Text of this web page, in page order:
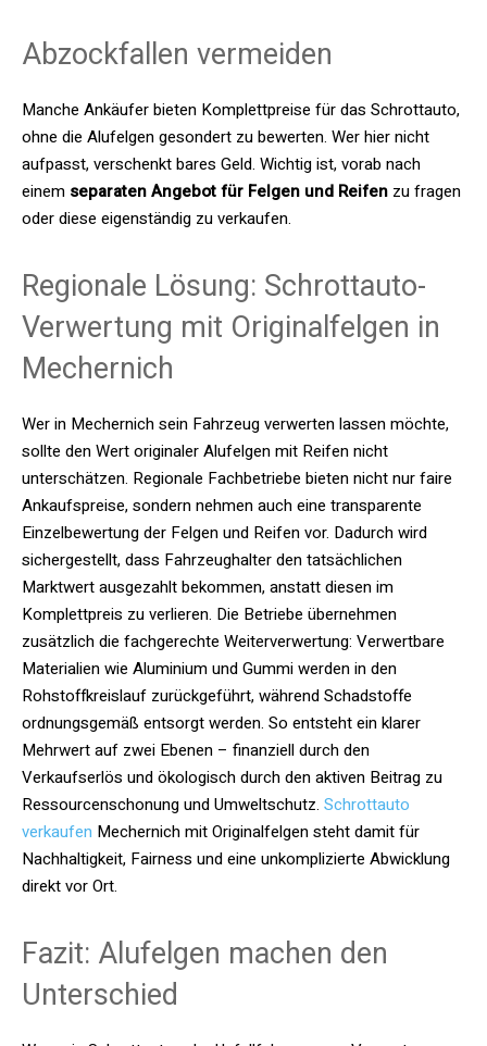
Abzockfallen vermeiden
Manche Ankäufer bieten Komplettpreise für das Schrottauto,
ohne die Alufelgen gesondert zu bewerten. Wer hier nicht
aufpasst, verschenkt bares Geld. Wichtig ist, vorab nach
einem separaten Angebot für Felgen und Reifen zu fragen
oder diese eigenständig zu verkaufen.
Regionale Lösung: Schrottauto-
Verwertung mit Originalfelgen in
Mechernich
Wer in Mechernich sein Fahrzeug verwerten lassen möchte,
sollte den Wert originaler Alufelgen mit Reifen nicht
unterschätzen. Regionale Fachbetriebe bieten nicht nur faire
Ankaufspreise, sondern nehmen auch eine transparente
Einzelbewertung der Felgen und Reifen vor. Dadurch wird
sichergestellt, dass Fahrzeughalter den tatsächlichen
Marktwert ausgezahlt bekommen, anstatt diesen im
Komplettpreis zu verlieren. Die Betriebe übernehmen
zusätzlich die fachgerechte Weiterverwertung: Verwertbare
Materialien wie Aluminium und Gummi werden in den
Rohstoffkreislauf zurückgeführt, während Schadstoffe
ordnungsgemäß entsorgt werden. So entsteht ein klarer
Mehrwert auf zwei Ebenen – finanziell durch den
Verkaufserlös und ökologisch durch den aktiven Beitrag zu
Ressourcenschonung und Umweltschutz. Schrottauto
verkaufen Mechernich mit Originalfelgen steht damit für
Nachhaltigkeit, Fairness und eine unkomplizierte Abwicklung
direkt vor Ort.
Fazit: Alufelgen machen den
Unterschied